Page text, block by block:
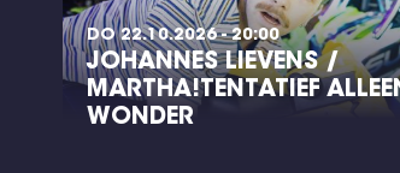
DO 22.10.2026 - 20:00
JOHANNES LIEVENS /
MARTHA!TENTATIEF
WONDER